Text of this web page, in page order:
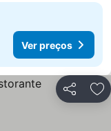
Ver preços
Partilhar